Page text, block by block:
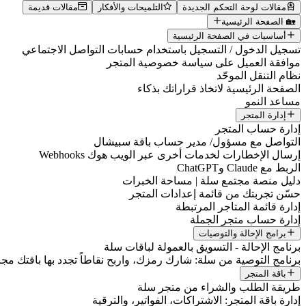
مقالات لوحة التحكم الجديدة التلميحات والأفكار
مقالات قديمة
🏡 الصفحة الرئيسية
أساسيات في الصفحة الرئيسية
تسجيل الدخول / التسجيل باستخدام حسابات التواصل الاجتماعي
موافقة العميل على سياسة خصوصية المتجر
نظام التنقل الموحّد
الصفحة الرئيسية لاتخاذ قراراتك بذكاء
مساعد النمو
إدارة المتجر
إدارة حساب المتجر
التواصل مع مسؤول/ مدير حساب باقة سبيشال
إرسال الإخطارات لخدمات أخرى عبر الويب هوك Webhooks
الربط مع Claude وChatGPT
دليل منصة مجتمع سلة | مساحة الخبرات
حسّن تجربتك من قائمة إعدادات المتجر
إدارة قائمة المتاجر المرتبطة
إدارة حساب متجر الجملة
برامج الإحالة والتوصيات
برنامج الإحالة - التسويق بالعمولة لباقات سلة
برنامج التوصية من سلة: شارك رمزك، واربح نقاطاً تجدد بها باقتك
باقة المتجر
طريقة الطلب والشراء من متجر سلة
إدارة باقة المتجر: الاشتراكات، الفواتير، والترقية